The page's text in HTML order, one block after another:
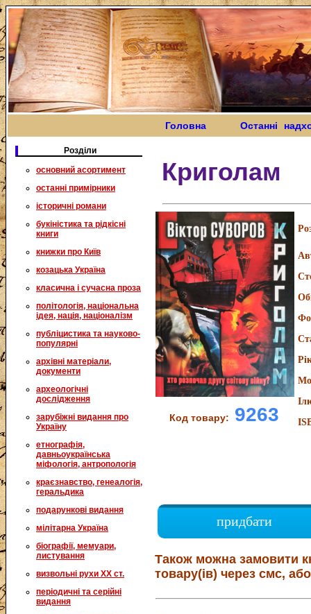
Головна Останні
Розділи
основний асортимент
останні примірники
історичні романи
букіністика та рідкісні
книги
книжки про Київ
козацька Україна
класична і сучасна проза
політологія, національна
ідея, нація, націоналізм
публіцистика та науково-
популярні
архівні матеріали,
документи
археологічні
дослідження
зарубіжні видання про
Україну
етнографія,
давньоукраїнська
міфологія, антропологія
краєзнавство, генеалогія,
геральдика
подарункові видання
мілітарна Україна
біографії, мемуари,
листування
визвольні рухи XX ст.
періодичні та серійні
видання
Криголам
Код товару: 9263
придбати
Також можна замовити
товару(ів) через смс,